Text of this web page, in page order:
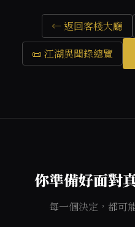
← 返回客棧大廳
📜 江湖異聞錄總覽
你準備好面對
每一個決定，都可